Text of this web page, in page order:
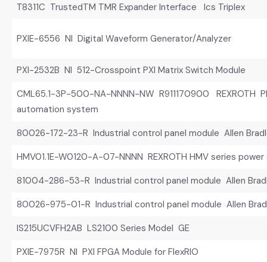
T8311C TrustedTM TMR Expander Interface Ics Triplex
PXIE-6556 NI Digital Waveform Generator/Analyzer
PXI-2532B NI 512-Crosspoint PXI Matrix Switch Module
CML65.1-3P-500-NA-NNNN-NW R911170900 REXROTH
automation system
80026-172-23-R Industrial control panel module Allen
HMV01.1E-W0120-A-07-NNNN REXROTH HMV series
81004-286-53-R Industrial control panel module Allen
80026-975-01-R Industrial control panel module Allen
IS215UCVFH2AB LS2100 Series Model GE
PXIE-7975R NI PXI FPGA Module for FlexRIO